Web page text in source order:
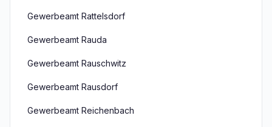
Gewerbeamt Rattelsdorf
Gewerbeamt Rauda
Gewerbeamt Rauschwitz
Gewerbeamt Rausdorf
Gewerbeamt Reichenbach